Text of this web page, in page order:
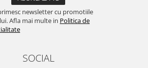
newsletter cu promotiile
Afla mai multe in Politica de
SOCIAL